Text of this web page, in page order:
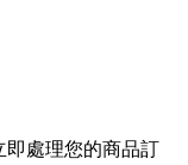
即處理您的商品訂